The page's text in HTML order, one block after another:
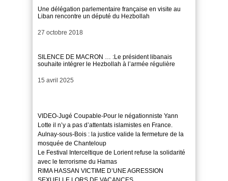
Une délégation parlementaire française en visite au
Liban rencontre un député du Hezbollah
Date
27 octobre 2018
SILENCE DE MACRON … :Le président libanais
souhaite intégrer le Hezbollah à l’armée régulière
Date
15 avril 2025
VIDEO-Jugé Coupable-Pour le négationniste Yann
Lotte il n’y a pas d’attentats islamistes en France.
Aulnay-sous-Bois : la justice valide la fermeture de la
mosquée de Chanteloup
Le Festival Interceltique de Lorient refuse la solidarité
avec le terrorisme du Hamas
RIMA HASSAN VICTIME D’UNE AGRESSION